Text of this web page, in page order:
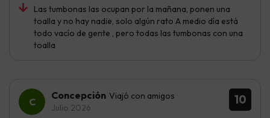
Las tumbonas las ocupan por la mañana, ponen una
toalla y no hay nadie, solo algún rato A medio día está
todo vacío de gente , pero todas las tumbonas con una
toalla
10
Concepción Viajó con amigos
Julio 2026